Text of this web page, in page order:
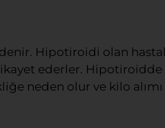
Hipotiroidi olan
ederler. Hipotiroidde
neden olur ve kilo